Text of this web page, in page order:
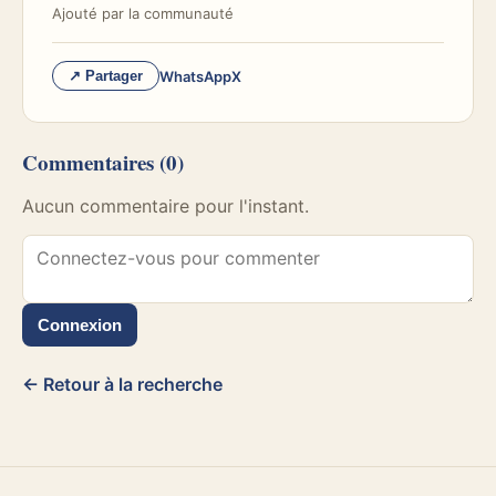
Ajouté par la communauté
↗ Partager WhatsAppX
Commentaires (0)
Aucun commentaire pour l'instant.
Connexion
← Retour à la recherche